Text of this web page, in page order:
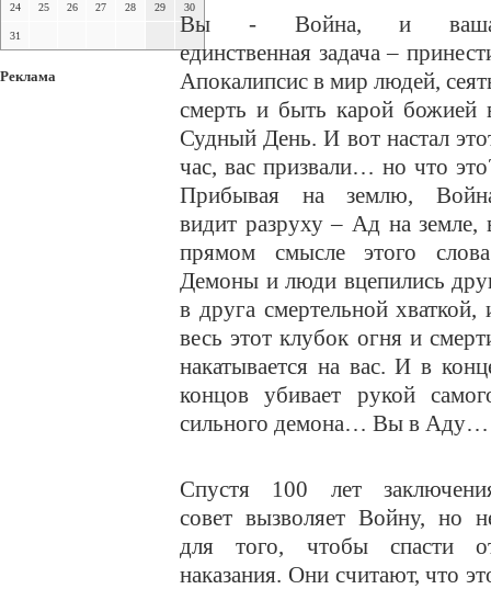
24 25 26 27 28 29 30
31
Реклама
Вы - Война, и
единственная задача –
Апокалипсис в мир людей,
смерть и быть карой божией
Судный День. И вот настал
час, вас призвали… но что
Прибывая на землю,
видит разруху – Ад на земле,
прямом смысле этого
Демоны и люди вцепились
в друга смертельной хваткой,
весь этот клубок огня и
накатывается на вас. И в
концов убивает рукой
сильного демона… Вы в Аду…
Спустя 100 лет
совет вызволяет Войну, но
для того, чтобы спасти
наказания. Они считают, что